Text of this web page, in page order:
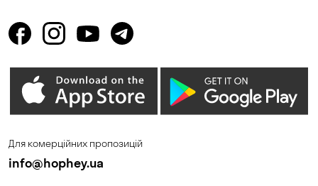
Для комерційних пропозицій
info@hophey.ua